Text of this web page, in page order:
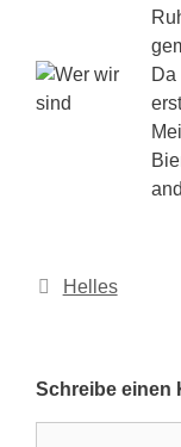
Kategorien
Helles
Schreibe einen